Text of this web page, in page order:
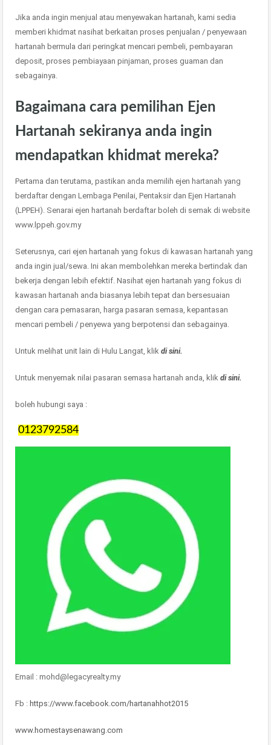
Jika anda ingin menjual atau menyewakan hartanah, kami sedia
memberi khidmat nasihat berkaitan proses penjualan / penyewaan
hartanah bermula dari peringkat mencari pembeli, pembayaran
deposit, proses pembiayaan pinjaman, proses guaman dan
sebagainya.
Bagaimana cara pemilihan Ejen
Hartanah sekiranya anda ingin
mendapatkan khidmat mereka?
Pertama dan terutama, pastikan anda memilih ejen hartanah yang
berdaftar dengan Lembaga Penilai, Pentaksir dan Ejen Hartanah
(LPPEH). Senarai ejen hartanah berdaftar boleh di semak di website
www.lppeh.gov.my
Seterusnya, cari ejen hartanah yang fokus di kawasan hartanah yang
anda ingin jual/sewa. Ini akan membolehkan mereka bertindak dan
bekerja dengan lebih efektif. Nasihat ejen hartanah yang fokus di
kawasan hartanah anda biasanya lebih tepat dan bersesuaian
dengan cara pemasaran, harga pasaran semasa, kepantasan
mencari pembeli / penyewa yang berpotensi dan sebagainya.
Untuk melihat unit lain di Hulu Langat, klik di sini.
Untuk menyemak nilai pasaran semasa hartanah anda, klik di sini.
boleh hubungi saya :
0123792584
Email : mohd@legacyrealty.my
Fb : https://www.facebook.com/hartanahhot2015
www.homestaysenawang.com